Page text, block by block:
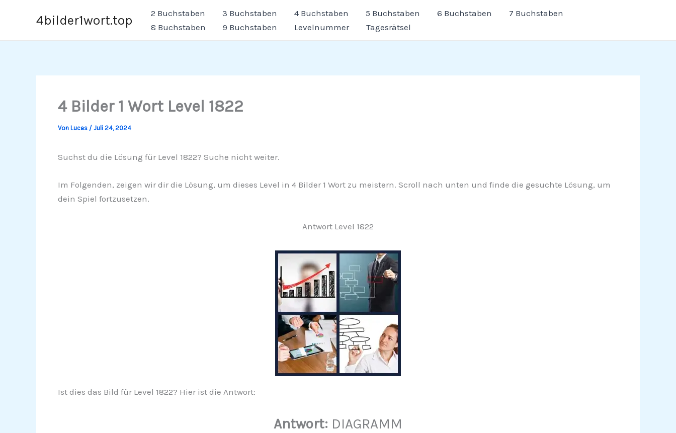
4bilder1wort.top 2 Buchstaben 3 Buchstaben 4 Buchstaben 5 Buchstaben 6 Buchstaben
7 Buchstaben
8 Buchstaben
9 Buchstaben Levelnummer Tagesrätsel
4 Bilder 1 Wort Level 1822
Von Lucas / Juli 24, 2024
Suchst du die Lösung für Level 1822? Suche nicht weiter.
Im Folgenden, zeigen wir dir die Lösung, um dieses Level in 4 Bilder 1 Wort zu meistern. Scroll nach unten und finde die gesuchte Lösung, um
dein Spiel fortzusetzen.
Antwort Level 1822
Ist dies das Bild für Level 1822? Hier ist die Antwort:
Antwort: DIAGRAMM